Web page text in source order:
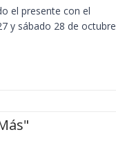
el presente con el
y sábado 28 de octubre